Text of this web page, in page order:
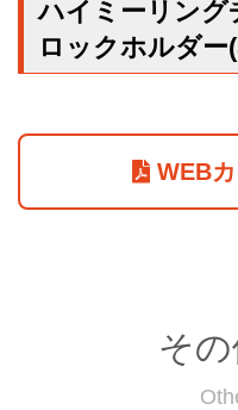
ハイミーリング
ロックホルダー
WEBカ
そ